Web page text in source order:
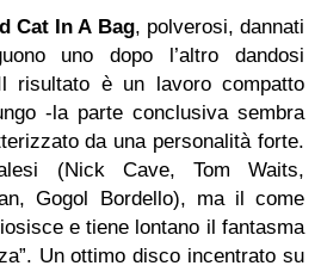
Cat In A Bag, polverosi, dannati
uno dopo l’altro dandosi
risultato è un lavoro compatto
-la parte conclusiva sembra
da una personalità forte.
(Nick Cave, Tom Waits,
Gogol Bordello), ma il come
e tiene lontano il fantasma
Un ottimo disco incentrato su